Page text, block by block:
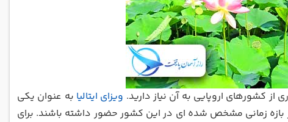
از کشورهای اروپایی به آن نیاز دارید. ویزای ایتالیا به عنوان یکی
بازه زمانی مشخص شده ای در این کشور حضور داشته باشند. برای